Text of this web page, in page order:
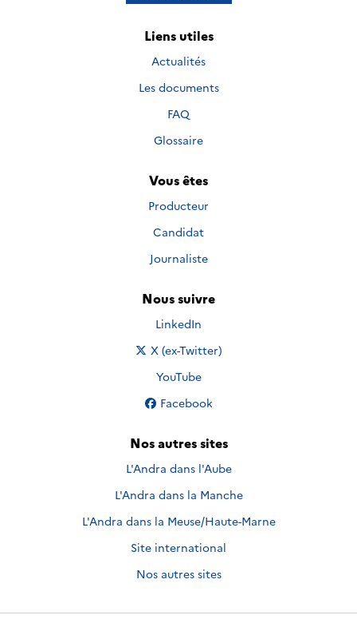
Liens utiles
Actualités
Les documents
FAQ
Glossaire
Vous êtes
Producteur
Candidat
Journaliste
Nous suivre
Nous suivre sur
LinkedIn
Nous suivre sur
X (ex-Twitter)
Nous suivre sur
YouTube
Nous suivre sur
Facebook
Nos autres sites
L'Andra dans l'Aube
L'Andra dans la Manche
L'Andra dans la Meuse/Haute-Marne
Site international
Nos autres sites